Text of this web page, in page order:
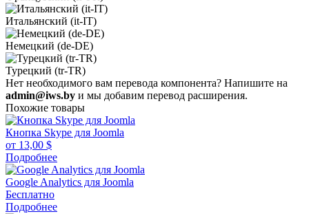
Итальянский (it-IT)
Немецкий (de-DE)
Турецкий (tr-TR)
Нет необходимого вам перевода компонента? Напишите на
admin@iws.by и мы добавим перевод расширения.
Похожие товары
Кнопка Skype для Joomla
от 13,00 $
Подробнее
Google Analytics для Joomla
Бесплатно
Подробнее